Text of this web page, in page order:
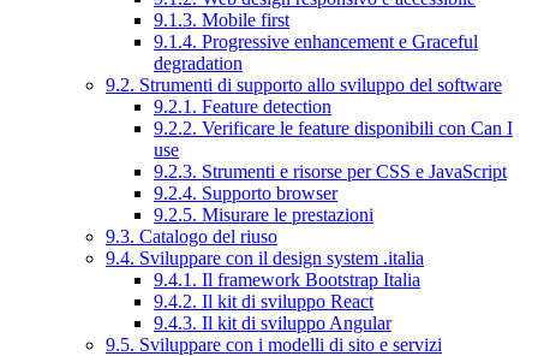
9.1.3. Mobile first
9.1.4. Progressive enhancement e Graceful
degradation
9.2. Strumenti di supporto allo sviluppo del software
9.2.1. Feature detection
9.2.2. Verificare le feature disponibili con Can I
use
9.2.3. Strumenti e risorse per CSS e JavaScript
9.2.4. Supporto browser
9.2.5. Misurare le prestazioni
9.3. Catalogo del riuso
9.4. Sviluppare con il design system .italia
9.4.1. Il framework Bootstrap Italia
9.4.2. Il kit di sviluppo React
9.4.3. Il kit di sviluppo Angular
9.5. Sviluppare con i modelli di sito e servizi